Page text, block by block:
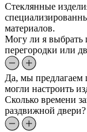
Стеклянные
материалов.
Могу ли я выбрать
перегородки или
Да, мы
могли настроить
Сколько времени
раздвижной двери?